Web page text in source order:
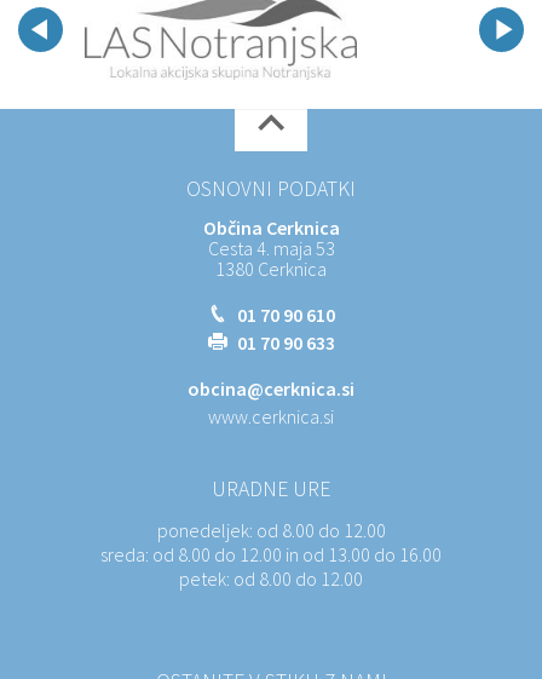
OSNOVNI PODATKI
Občina Cerknica
Cesta 4. maja 53
1380 Cerknica
01 70 90 610
01 70 90 633
obcina@cerknica.si
www.cerknica.si
URADNE URE
ponedeljek: od 8.00 do 12.00
sreda: od 8.00 do 12.00 in od 13.00 do 16.00
petek: od 8.00 do 12.00